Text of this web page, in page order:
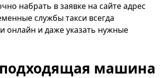
набрать в заявке на сайте адрес
службы такси всегда
онлайн и даже указать нужные
машина